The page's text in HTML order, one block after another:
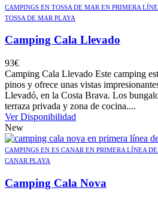
CAMPINGS EN TOSSA DE MAR EN PRIMERA
TOSSA DE MAR PLAYA
Camping Cala Llevado
93€
Camping Cala Llevado Este camping
pinos y ofrece unas vistas
Llevadó, en la Costa Brava. Los
terraza privada y zona de cocina....
Ver Disponibilidad
New
CAMPINGS EN ES CANAR EN PRIMERA LÍNEA
CANAR PLAYA
Camping Cala Nova